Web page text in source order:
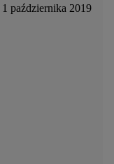
1 października 2019